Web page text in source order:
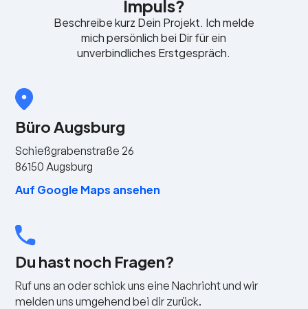
Impuls?
Beschreibe kurz Dein Projekt. Ich melde
mich persönlich bei Dir für ein
unverbindliches Erstgespräch.
Büro Augsburg
Schießgrabenstraße 26
86150 Augsburg
Auf Google Maps ansehen
Du hast noch Fragen?
Ruf uns an oder schick uns eine Nachricht und wir
melden uns umgehend bei dir zurück.